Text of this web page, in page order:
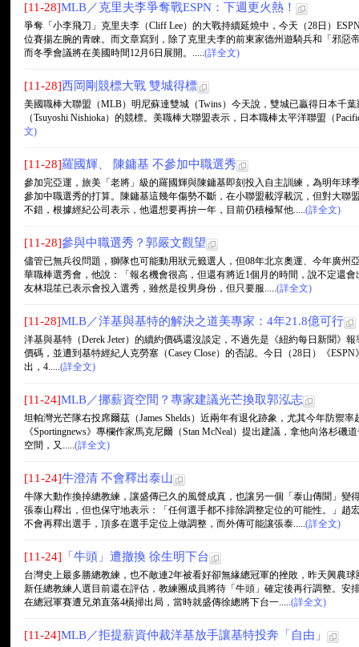
[11-28]MLB／克里夫李爭奪戰ESPN：下週更火熱！
爭奪「小李飛刀」克里夫李（Cliff Lee）的大戰持續延燒中，今天（28日）
位賽揚左腕的青睞。而文章寫到，除了克里夫李的前東家德州遊騎兵和「邪惡
而冬季會議將在美國時間12月6日展開。.....(詳全文)
[11-28]西岡剛競標大戰 雙城得標
美國職棒大聯盟（MLB）明尼蘇達雙城（Twins）今天說，雙城已贏得日本千葉
（Tsuyoshi Nishioka）的競標。美職棒大聯盟表示，日本職棒太平洋聯盟（
文)
[11-28]羅國輝、 陳鏞基 不參加中職選秀
參加完亞運，旅美「老將」級的羅國輝與陳鏞基即刻投入自主訓練，為明年球
參加中職選秀的打算。陳鏞基這幾年傷勢不斷，在小聯盟載浮載沉，但對大聯
不錯，根據經紀公司表示，他還想要再拚一年，目前仍積極幫他.....(詳全文)
[11-28]參與中職選秀？郭嚴文觀望
儘管已無兵役問題，獅隊也可能動用狀元籤選人，但08年北京奧運、今年廣州
華職棒選秀會，他說：「報名機會很高，但還有將近1個月的時間，說不定還
友林琨笙已表示會投入選秀，雖然是役男身份，但只要服.....(詳全文)
[11-28]MLB／洋基與基特的解決之道美專家：4年21.8億可行
洋基與基特（Derek Jeter）的續約價碼還沒談定，不過先是《紐約每日新聞》
價碼，並遭到基特經紀人克勞塞（Casey Close）的否認。今日（28日）《
出，4.....(詳全文)
[11-24]MLB／挪薪資空間？專家建議光芒換取郭泓志
坦帕灣光芒隊右投席爾茲（James Shelds）近兩年有退化跡象，尤其今年防禦
《Sportingnews》專欄作家馬克尼爾（Stan McNeal）提出建議，拿他向洛杉磯
空間，又.....(詳全文)
[11-24]牛澄清 不會釋出泰山
牛隊大動作換掉總教練，讓盛傳已久的風聲成真，也讓另一個「泰山傳聞」變
張泰山釋出，但也保守地表示：「任何選手都不排除調整定位的可能性。」趙
不會再釋出選手，頂多在選手定位上做調整，而外傳可能讓張泰.....(詳全文)
[11-24] 「牛頭」遭撤換 徐生明下台
台灣史上最多勝總教練，也不敵連2年被看好卻無緣總冠軍的挫敗，昨天興農
新任總教練人選目前還在評估，教練團成員將待「牛頭」確定後再行調整。安
在總冠軍賽遭兄弟直落4橫掃出局，當時就盛傳徐總將下台一.....(詳全文)
[11-24]MLB／拒提薪資仲裁洋基放手讓基特投奔「自由」